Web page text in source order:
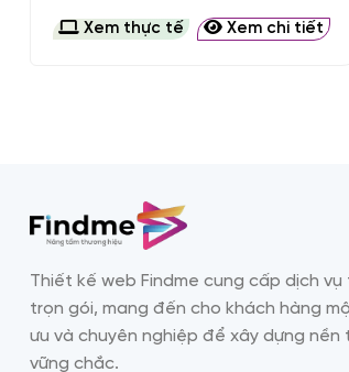
Xem thực tế Xem chi tiết
Thiết kế web Findme cung cấp dịch
trọn gói, mang đến cho khách hàng
ưu và chuyên nghiệp để xây dựng
vững chắc.